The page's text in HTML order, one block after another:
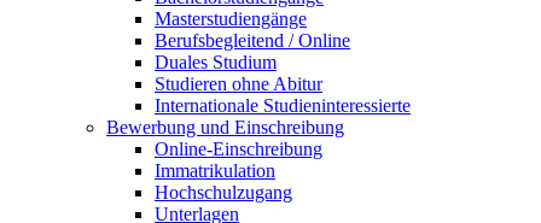
Masterstudiengänge
Berufsbegleitend / Online
Duales Studium
Studieren ohne Abitur
Internationale Studieninteressierte
Bewerbung und Einschreibung
Online-Einschreibung
Immatrikulation
Hochschulzugang
Unterlagen